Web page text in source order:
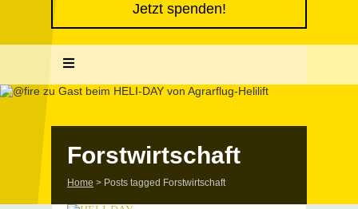
Jetzt spenden!
Forstwirtschaft
Home > Posts tagged Forstwirtschaft